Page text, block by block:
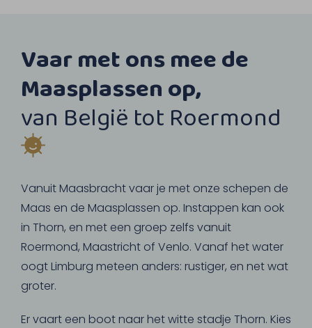
Vaar met ons mee de
Maasplassen op,
van België tot Roermond
Vanuit Maasbracht vaar je met onze schepen de
Maas en de Maasplassen op. Instappen kan ook
in Thorn, en met een groep zelfs vanuit
Roermond, Maastricht of Venlo. Vanaf het water
oogt Limburg meteen anders: rustiger, en net wat
groter.
Er vaart een boot naar het witte stadje Thorn. Kies